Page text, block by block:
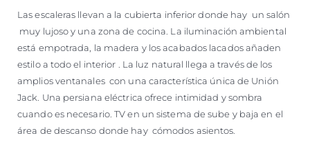
Las escaleras llevan a la cubierta inferior donde hay un salón
muy lujoso y una zona de cocina. La iluminación ambiental
está empotrada, la madera y los acabados lacados añaden
estilo a todo el interior . La luz natural llega a través de los
amplios ventanales con una característica única de Unión
Jack. Una persiana eléctrica ofrece intimidad y sombra
cuando es necesario. TV en un sistema de sube y baja en el
área de descanso donde hay cómodos asientos.